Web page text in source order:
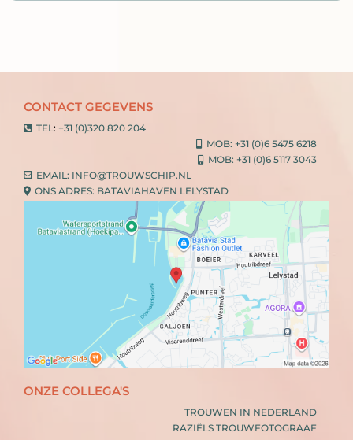
CONTACT GEGEVENS
TEL: +31 (0)320 820 204
MOB: +31 (0)6 5475 6218
MOB: +31 (0)6 5117 3043
EMAIL: INFO@TROUWSCHIP.NL
ONS ADRES: BATAVIAHAVEN LELYSTAD
ONZE COLLEGA'S
TROUWEN IN NEDERLAND
RAZIËLS TROUWFOTOGRAAF